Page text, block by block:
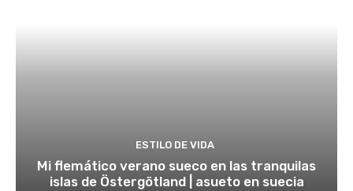
ESTILO DE VIDA
Mi flemático verano sueco en las tranquilas
islas de Östergötland | asueto en suecia